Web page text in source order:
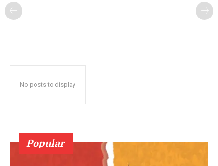
No posts to display
Popular